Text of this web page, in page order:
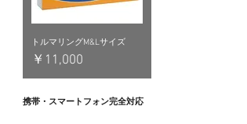
トルマリングM&Lサイズ
価格
￥11,000
携帯・スマートフォン完全対応